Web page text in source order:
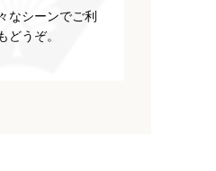
なシーンでご利
どうぞ。